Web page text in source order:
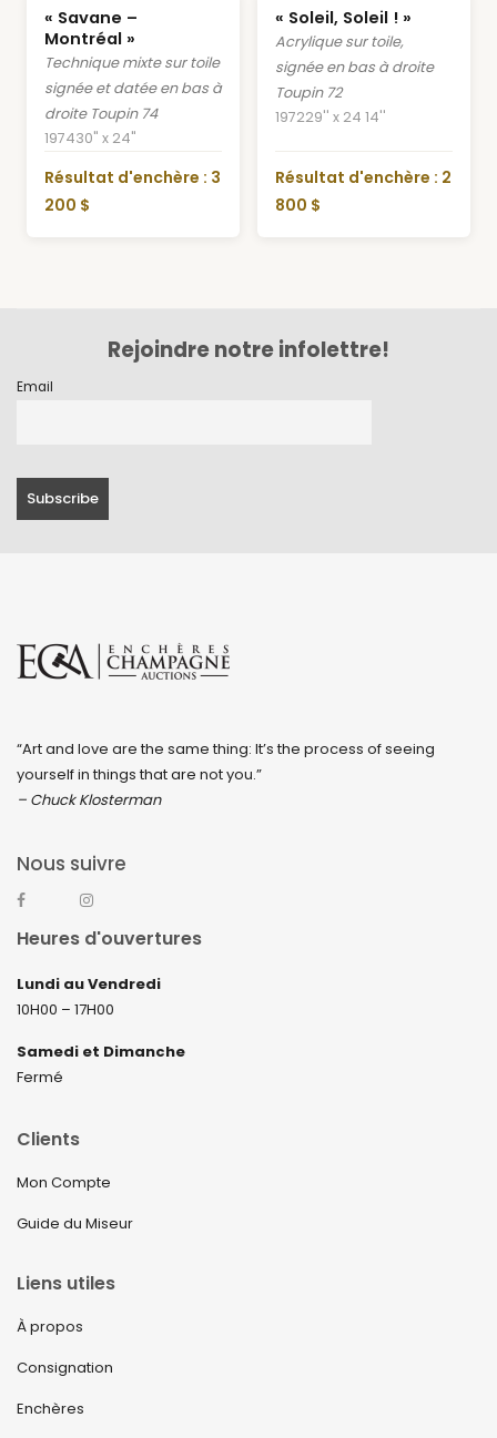
« Savane –
Montréal »
Technique mixte sur toile
signée et datée en bas à
droite Toupin 74
197430" x 24"
Résultat d'enchère : 3
200 $
« Soleil, Soleil ! »
Acrylique sur toile,
signée en bas à droite
Toupin 72
197229'' x 24 14''
Résultat d'enchère : 2
800 $
Rejoindre notre infolettre!
Email
“Art and love are the same thing: It’s the process of seeing
yourself in things that are not you.”
– Chuck Klosterman
Nous suivre
Heures d'ouvertures
Lundi au Vendredi
10H00 – 17H00
Samedi et Dimanche
Fermé
Clients
Mon Compte
Guide du Miseur
Liens utiles
À propos
Consignation
Enchères